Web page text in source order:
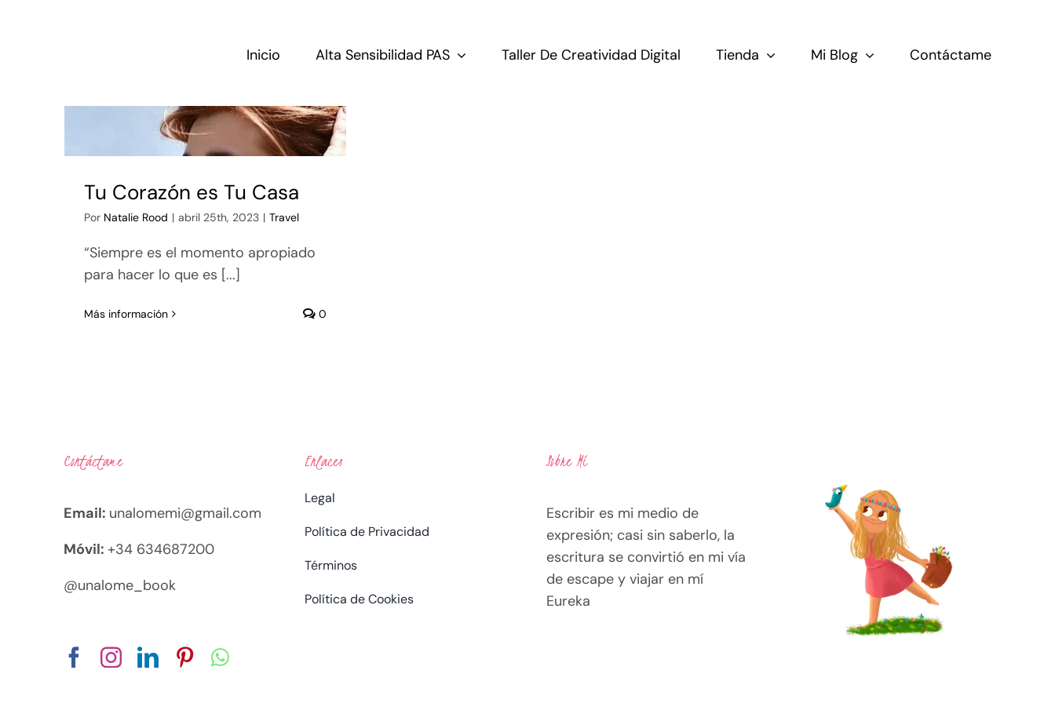
Inicio Alta Sensibilidad PAS Taller De Creatividad Digital Tienda Mi Blog Contáctame
Tu Corazón es Tu Casa
Por Natalie Rood | abril 25th, 2023 | Travel
“Siempre es el momento apropiado
para hacer lo que es [...]
Más información 0
Contáctame
Email: unalomemi@gmail.com
Móvil:+34 634687200
@unalome_book
Enlaces
Legal
Política de Privacidad
Términos
Política de Cookies
Sobre Mí
Escribir es mi medio de
expresión; casi sin saberlo, la
escritura se convirtió en mi vía
de escape y viajar en mí
Eureka